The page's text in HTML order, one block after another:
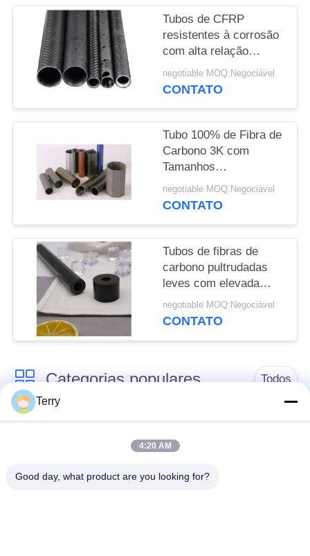
Tubos de CFRP
resistentes à corrosão
com alta relação
resistência/peso e
resistência à fadiga
negotiable MOQ:Negociável
CONTATO
Tubo 100% de Fibra de
Carbono 3K com
Tamanhos
Personalizados e Alta
Relação Resistência-
negotiable MOQ:Negociável
CONTATO
Tubos de fibras de
carbono pultrudadas
leves com elevada
resistência longitudinal
e resistência à
negotiable MOQ:Negociável
CONTATO
Categorias populares Todos
Tubo da fibra do
placa da fibra do
carbono
Fibra Pólo
Tubo esbaforido da
Terry
4:20 AM
Good day, what product are you looking for?